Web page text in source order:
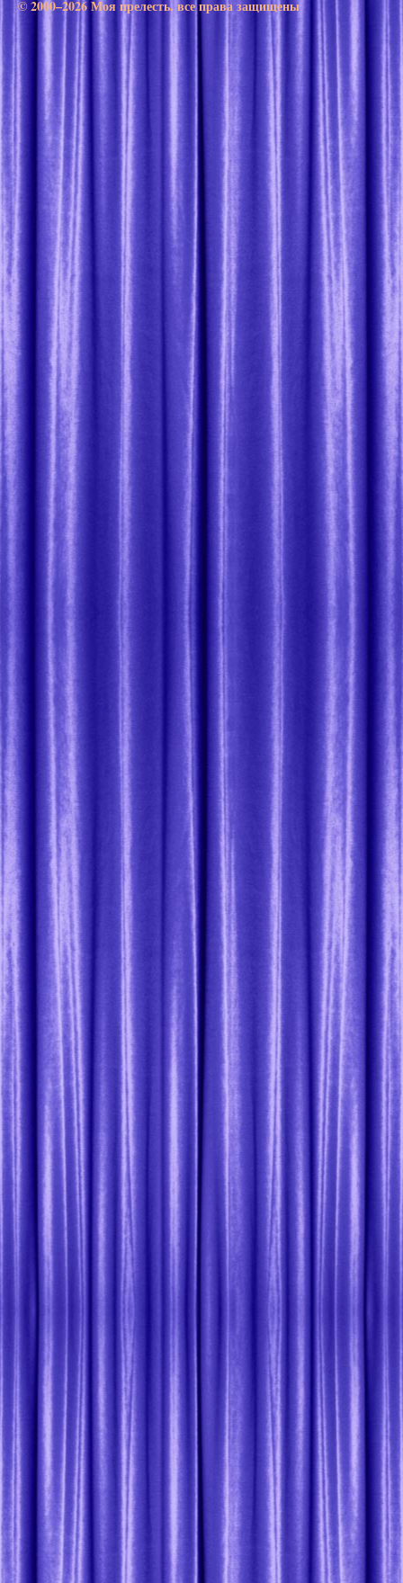
© 2000–2026 Моя прелесть. все права защищены